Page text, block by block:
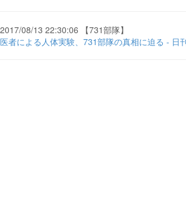
2017/08/13 22:30:06 【731部隊】
医者による人体実験、731部隊の真相に迫る - 日